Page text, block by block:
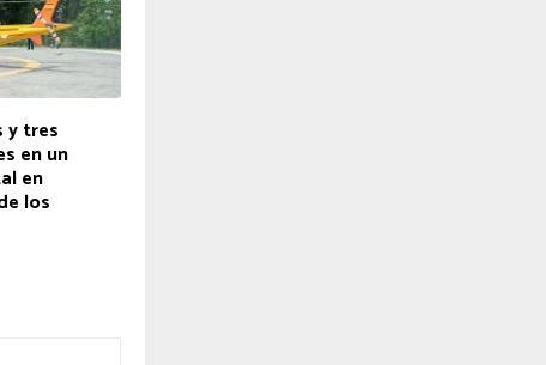
y tres
en un
en
los